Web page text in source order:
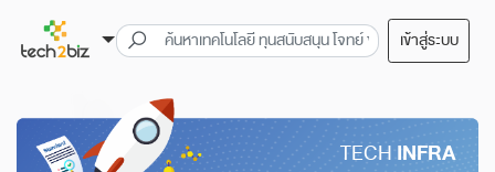
เข้าสู่ระบบ
TECHINFRA